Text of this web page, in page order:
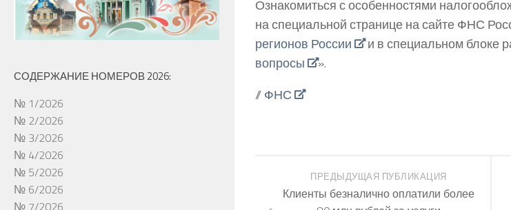
Ознакомиться с особенностями
на специальной странице на сайте ФНС
регионов России
и в специальном блоке
вопросы
».
//ФНС
ПРЕДЫДУЩАЯ ПУБЛИКАЦИЯ
Клиенты безналично оплатили более
СОДЕРЖАНИЕ НОМЕРОВ 2026:
№ 1/2026
№ 2/2026
№ 3/2026
№ 4/2026
№ 5/2026
№ 6/2026
№ 7/2026